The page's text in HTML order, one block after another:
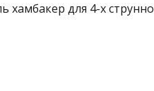
хамбакер для 4-х